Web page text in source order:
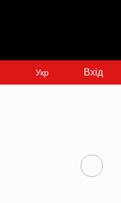
Укр Вхід